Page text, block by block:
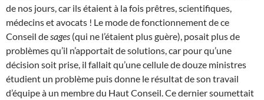
de nos jours, car ils étaient à la fois prêtres, scientifiques,
médecins et avocats ! Le mode de fonctionnement de ce
Conseil de sages (qui ne l’étaient plus guère), posait plus de
problèmes qu’il n’apportait de solutions, car pour qu’une
décision soit prise, il fallait qu’une cellule de douze ministres
étudient un problème puis donne le résultat de son travail
d’équipe à un membre du Haut Conseil. Ce dernier soumettait